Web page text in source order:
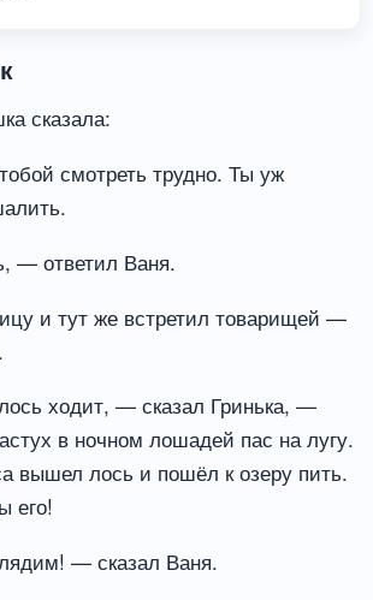
сказала:
смотреть трудно. Ты уж
— ответил Ваня.
и тут же встретил товарищей —
ходит, — сказал Гринька, —
в ночном лошадей пас на лугу.
вышел лось и пошёл к озеру пить.
его!
— сказал Ваня.